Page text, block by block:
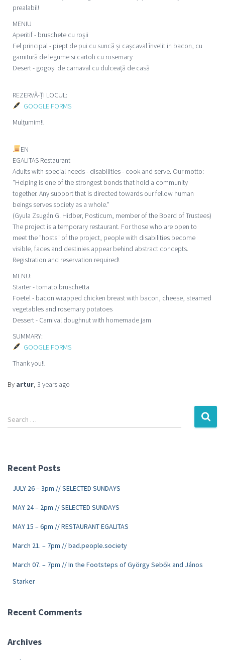
prealabil!
MENIU
Aperitif - bruschete cu roșii
Fel principal - piept de pui cu suncă și cașcaval învelit in bacon, cu
garnitură de legume si cartofi cu rosemary
Desert - gogoși de carnaval cu dulceață de casă
REZERVĂ-ȚI LOCUL:
GOOGLE FORMS
Mulțumim!!
EN
EGALITAS Restaurant
Adults with special needs - disabilities - cook and serve. Our motto:
"Helping is one of the strongest bonds that hold a community
together. Any support that is directed towards our fellow human
beings serves society as a whole."
(Gyula Zsugán G. Hidber, Posticum, member of the Board of Trustees)
The project is a temporary restaurant. For those who are open to
meet the "hosts" of the project, people with disabilities become
visible, faces and destinies appear behind abstract concepts.
Registration and reservation required!
MENU:
Starter - tomato bruschetta
Foetel - bacon wrapped chicken breast with bacon, cheese, steamed
vegetables and rosemary potatoes
Dessert - Carnival doughnut with homemade jam
SUMMARY:
GOOGLE FORMS
Thank you!!
By artur, 3 years ago
Search …
Recent Posts
JULY 26 – 3pm // SELECTED SUNDAYS
MAY 24 – 2pm // SELECTED SUNDAYS
MAY 15 – 6pm // RESTAURANT EGALITAS
March 21. – 7pm // bad.people.society
March 07. – 7pm // In the Footsteps of György Sebők and János
Starker
Recent Comments
Archives